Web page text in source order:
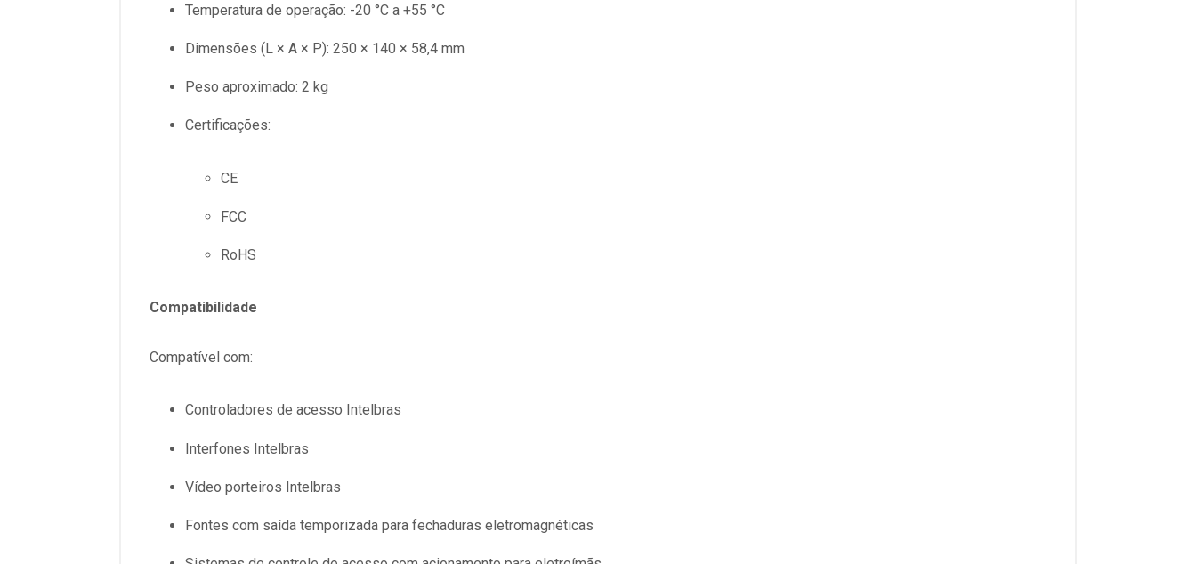
Temperatura de operação: -20 °C a +55 °C
Dimensões (L × A × P): 250 × 140 × 58,4 mm
Peso aproximado: 2 kg
Certificações:
CE
FCC
RoHS
Compatibilidade
Compatível com:
Controladores de acesso Intelbras
Interfones Intelbras
Vídeo porteiros Intelbras
Fontes com saída temporizada para fechaduras eletromagnéticas